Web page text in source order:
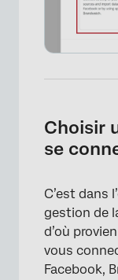
Choisir
se
C’est dans
gestion de
d’où
vous
Facebook,